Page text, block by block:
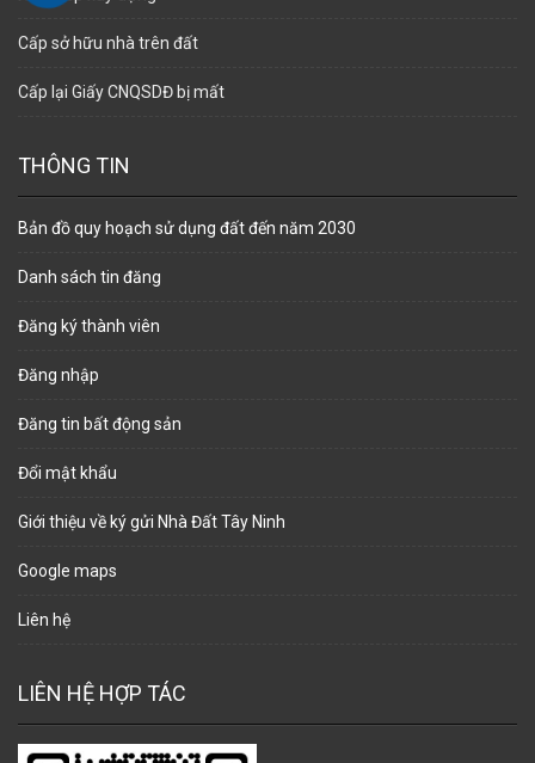
Cấp sở hữu nhà trên đất
Cấp lại Giấy CNQSDĐ bị mất
THÔNG TIN
Bản đồ quy hoạch sử dụng đất đến năm 2030
Danh sách tin đăng
Đăng ký thành viên
Đăng nhập
Đăng tin bất động sản
Đổi mật khẩu
Giới thiệu về ký gửi Nhà Đất Tây Ninh
Google maps
Liên hệ
LIÊN HỆ HỢP TÁC